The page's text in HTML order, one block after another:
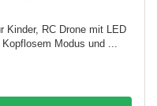
Kinder, RC Drone mit LED
Modus und ...